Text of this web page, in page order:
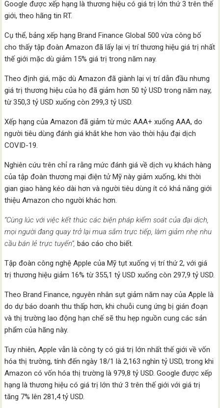
Google được xếp hạng là thương hiệu có giá trị lớn thứ 3 trên thế
giới, theo hãng tin RT.
Cụ thể, bảng xếp hạng Brand Finance Global 500 vừa công bố
cho thấy tập đoàn Amazon đã lấy lại vị trí thương hiệu giá trị nhất
thế giới mặc dù giảm 15% giá trị trong năm nay.
Theo định giá, mặc dù Amazon đã giành lại vị trí dẫn đầu nhưng
giá trị thương hiệu của họ đã giảm hơn 50 tỷ USD trong năm nay,
từ 350,3 tỷ USD xuống còn 299,3 tỷ USD.
Xếp hạng của Amazon đã giảm từ mức AAA+ xuống AAA, do
người tiêu dùng đánh giá khắt khe hơn vào thời hậu đại dịch
COVID-19.
Nghiên cứu trên chỉ ra rằng mức đánh giá về dịch vụ khách hàng
của tập đoàn thương mại điện tử Mỹ này giảm xuống, khi thời
gian giao hàng kéo dài hơn và người tiêu dùng ít có khả năng giới
thiệu Amazon cho người khác hơn.
“Cùng lúc với việc kết thúc các biện pháp kiểm soát của đại dịch,
mọi người đang quay trở lại mua sắm trực tiếp, làm giảm nhẹ nhu
cầu bán lẻ trực tuyến”,báo cáo cho biết.
Tập đoàn công nghệ Apple của Mỹ tụt xuống vị trí thứ 2, với giá
trị thương hiệu giảm 16% từ 355,1 tỷ USD xuống còn 297,9 tỷ USD.
Theo Brand Finance, nguyên nhân sụt giảm năm nay của Apple là
do dự báo doanh thu thấp hơn, khi chuỗi cung ứng bị gián đoạn
và thị trường lao động hạn chế sẽ thu hẹp nguồn cung các sản
phẩm của hãng này.
Tuy nhiên, Apple vẫn là công ty có giá trị lớn nhất thế giới về vốn
hóa thị trường, tính đến ngày 18/1 là 2,163 nghìn tỷ USD, trong khi
Amazon có vốn hóa thị trường là 979,8 tỷ USD. Google được xếp
hạng là thương hiệu có giá trị lớn thứ 3 trên thế giới với giá trị
tăng 7% lên 281,4 tỷ USD.